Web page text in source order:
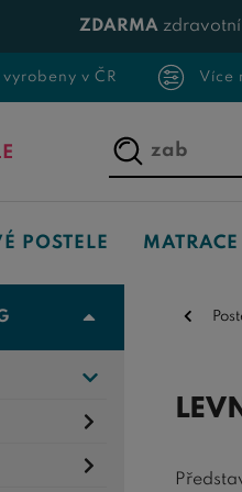
ZDARMA
v ČR Více
Napište,
co
hledáte...
POSTELE MATRACE